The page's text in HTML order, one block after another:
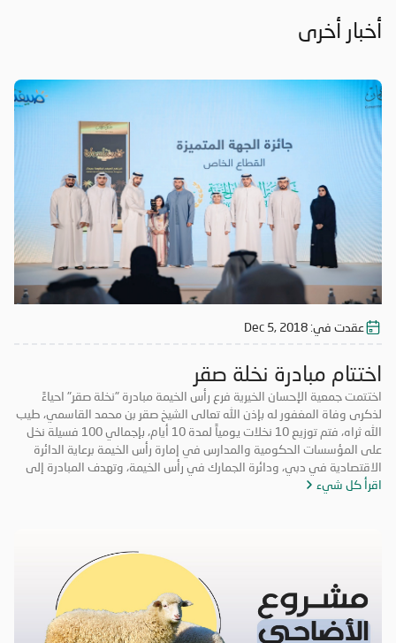
أخبار أخرى
عقدت في: Dec 5, 2018
اختتام مبادرة نخلة صقر
اختتمت جمعية الإحسان الخيرية فرع رأس الخيمة مبادرة "نخلة صقر" احياءً
لذكرى وفاة المغفور له بإذن الله تعالى الشيخ صقر بن محمد القاسمي، طيب
الله ثراه، فتم توزيع 10 نخلات يومياً لمدة 10 أيام، بإجمالي 100 فسيلة نخل
على المؤسسات الحكومية والمدارس في إمارة رأس الخيمة برعاية الدائرة
الاقتصادية في دبي، ودائرة الجمارك في رأس الخيمة، وتهدف المبادرة إلى
اقرأ كل شيء